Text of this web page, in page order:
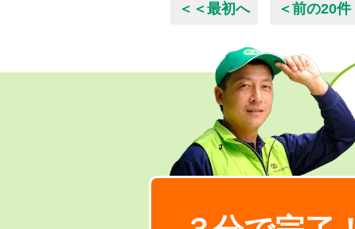
＜＜最初へ ＜前の20件